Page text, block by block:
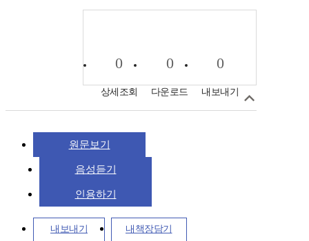
0
상세조회
0
다운로드
0
내보내기
원문보기
음성듣기
인용하기
내보내기 내책장담기